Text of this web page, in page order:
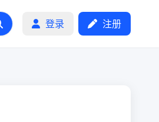
登录 注册
择！